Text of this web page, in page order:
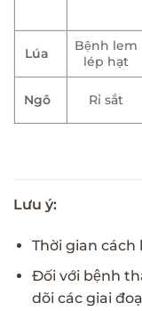
Lúa
Bệnh lem
lép hạt
Ngô Rỉ sắt
Lưu ý:
Thời gian cách
Đối với bệnh
dõi các giai